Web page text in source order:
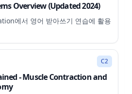
Overview (Updated 2024)
에서 영어 받아쓰기 연습에 활용
3:14
C2
- Muscle Contraction and